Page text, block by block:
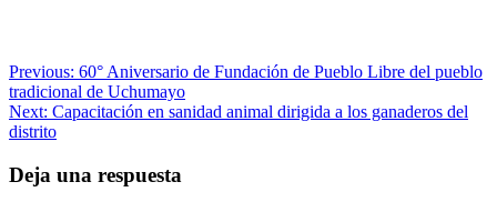
Navegación
de
entradas
Previous: 60° Aniversario de Fundación de Pueblo Libre del pueblo
tradicional de Uchumayo
Next: Capacitación en sanidad animal dirigida a los ganaderos del
distrito
Deja una respuesta